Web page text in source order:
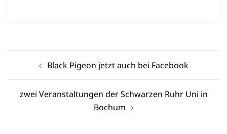
Beitragsnavigation
Black Pigeon jetzt auch bei Facebook
zwei Veranstaltungen der Schwarzen Ruhr Uni in
Bochum